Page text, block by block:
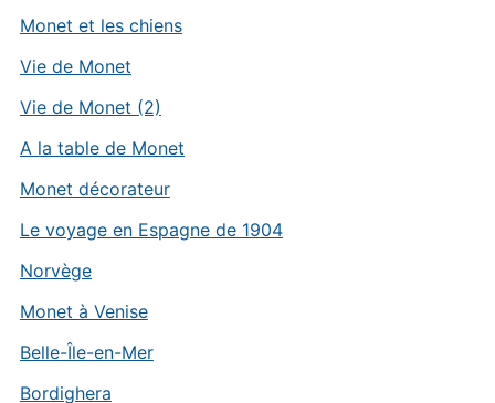
Monet et les chiens
Vie de Monet
Vie de Monet (2)
A la table de Monet
Monet décorateur
Le voyage en Espagne de 1904
Norvège
Monet à Venise
Belle-Île-en-Mer
Bordighera